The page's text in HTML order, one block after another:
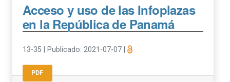
Acceso y uso de las Infoplazas
en la República de Panamá
13-35 Publicado: 2021-07-07
PDF